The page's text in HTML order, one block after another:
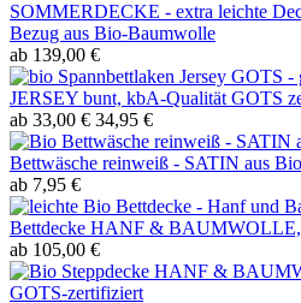
SOMMERDECKE - extra leichte
Bezug aus Bio-Baumwolle
ab 139,00 €
JERSEY bunt, kbA-Qualität GOTS
ab 33,00 € 34,95 €
Bettwäsche reinweiß - SATIN aus
ab 7,95 €
Bettdecke HANF & BAUMWOLLE,
ab 105,00 €